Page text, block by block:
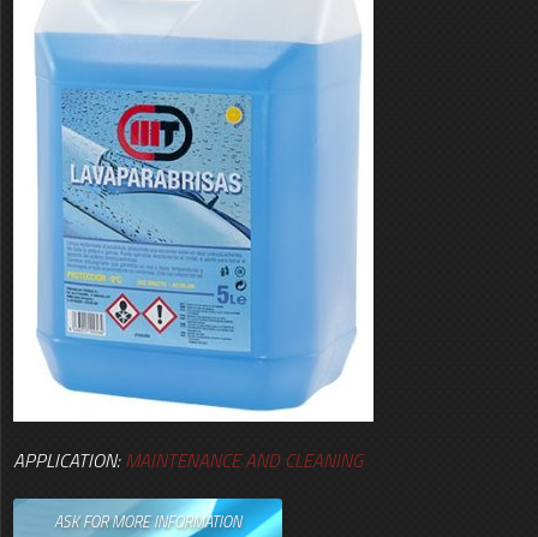
APPLICATION:MAINTENANCE AND CLEANING
ASK FOR MORE INFORMATION